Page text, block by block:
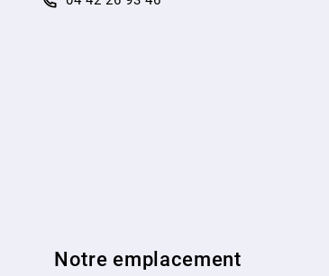
Notre emplacement